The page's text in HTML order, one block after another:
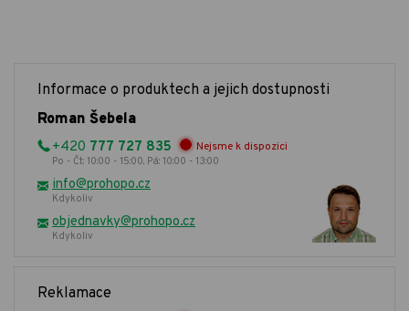
Informace o produktech a jejich dostupnosti
Roman Šebela
+420 777 727 835 Nejsme k dispozici
Po - Čt: 10:00 - 15:00, Pá: 10:00 - 13:00
info@prohopo.cz
Kdykoliv
objednavky@prohopo.cz
Kdykoliv
Reklamace